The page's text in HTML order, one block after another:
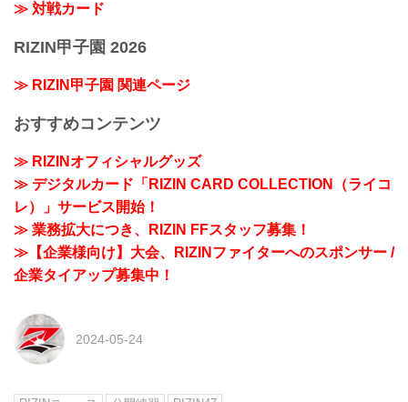
≫ 対戦カード
RIZIN甲子園 2026
≫ RIZIN甲子園 関連ページ
おすすめコンテンツ
≫ RIZINオフィシャルグッズ
≫ デジタルカード「RIZIN CARD COLLECTION（ライコ
レ）」サービス開始！
≫ 業務拡大につき、RIZIN FFスタッフ募集！
≫【企業様向け】大会、RIZINファイターへのスポンサー /
企業タイアップ募集中！
2024-05-24